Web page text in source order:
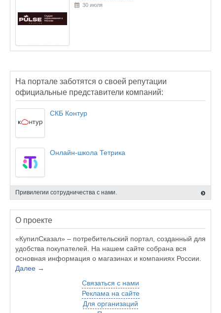
30 июля
На портале заботятся о своей репутации
официальные представители компаний:
СКБ Контур
Онлайн-школа Тетрика
Привилегии сотрудничества с нами.
О проекте
«КупилСказал» – потребительский портал, созданный для
удобства покупателей. На нашем сайте собрана вся
основная информация о магазинах и компаниях России.
Далее →
Связаться с нами
Реклама на сайте
Для организаций